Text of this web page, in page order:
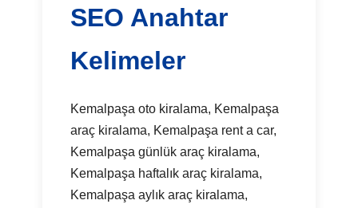
SEO Anahtar
Kelimeler
Kemalpaşa oto kiralama, Kemalpaşa
araç kiralama, Kemalpaşa rent a car,
Kemalpaşa günlük araç kiralama,
Kemalpaşa haftalık araç kiralama,
Kemalpaşa aylık araç kiralama,